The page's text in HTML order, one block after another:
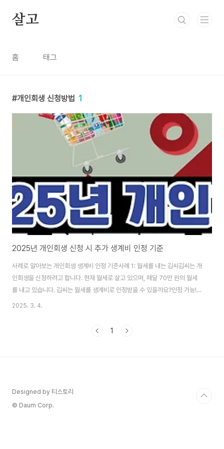
살고
홈 태그
개인회생 신청방법 1
2025년 개인회생 신청 시 추가 생계비 인정 기준
사례로 알아보는 개인회생 생계비 인정 기준사례 1: 월세를 내는 김씨김씨는 개
인회생을 신청하려고 합니다. 현재 월세로 살고 있으며, 매달 70만 원의 월세
를 내고 있습니다. 김씨는 월세를 생계비로 인정받을 수 있을까요?인정 가능!
김씨는 임대차계약서와 월세 납부 내역을 제출하면 월세를 생계비로 인정받을
우고 있으며, 학원비로 매달 30만 원을 사용하고 있습니다. 이씨는 학원비를
2025. 3. 4.
1
Designed by 티스토리
© Daum Corp.